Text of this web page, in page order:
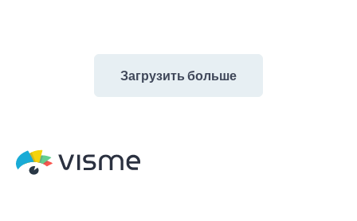
Загрузить больше